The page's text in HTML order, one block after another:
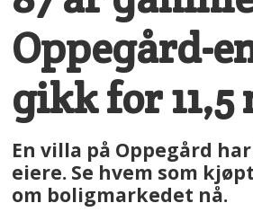
Oppegård-
gikk for
En villa på Oppegård
eiere. Se hvem som
om boligmarkedet nå.